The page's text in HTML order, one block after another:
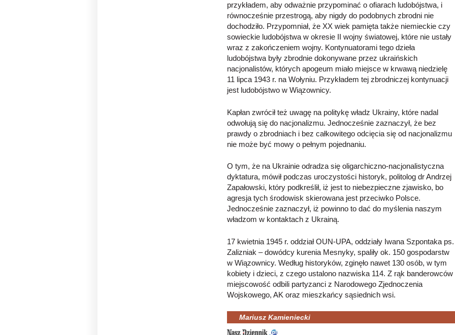
przykładem, aby odważnie przypominać o ofiarach ludobójstwa, i
równocześnie przestrogą, aby nigdy do podobnych zbrodni nie
dochodziło. Przypomniał, że XX wiek pamięta także niemieckie czy
sowieckie ludobójstwa w okresie II wojny światowej, które nie ustały
wraz z zakończeniem wojny. Kontynuatorami tego dzieła
ludobójstwa były zbrodnie dokonywane przez ukraińskich
nacjonalistów, których apogeum miało miejsce w krwawą niedzielę
11 lipca 1943 r. na Wołyniu. Przykładem tej zbrodniczej kontynuacji
jest ludobójstwo w Wiązownicy.
Kapłan zwrócił też uwagę na politykę władz Ukrainy, które nadal
odwołują się do nacjonalizmu. Jednocześnie zaznaczył, że bez
prawdy o zbrodniach i bez całkowitego odcięcia się od nacjonalizmu
nie może być mowy o pełnym pojednaniu.
O tym, że na Ukrainie odradza się oligarchiczno-nacjonalistyczna
dyktatura, mówił podczas uroczystości historyk, politolog dr Andrzej
Zapałowski, który podkreślił, iż jest to niebezpieczne zjawisko, bo
agresja tych środowisk skierowana jest przeciwko Polsce.
Jednocześnie zaznaczył, iż powinno to dać do myślenia naszym
władzom w kontaktach z Ukrainą.
17 kwietnia 1945 r. oddział OUN-UPA, oddziały Iwana Szpontaka ps.
Zalizniak – dowódcy kurenia Mesnyky, spaliły ok. 150 gospodarstw
w Wiązownicy. Według historyków, zginęło nawet 130 osób, w tym
kobiety i dzieci, z czego ustalono nazwiska 114. Z rąk banderowców
miejscowość odbili partyzanci z Narodowego Zjednoczenia
Wojskowego, AK oraz mieszkańcy sąsiednich wsi.
Mariusz Kamieniecki